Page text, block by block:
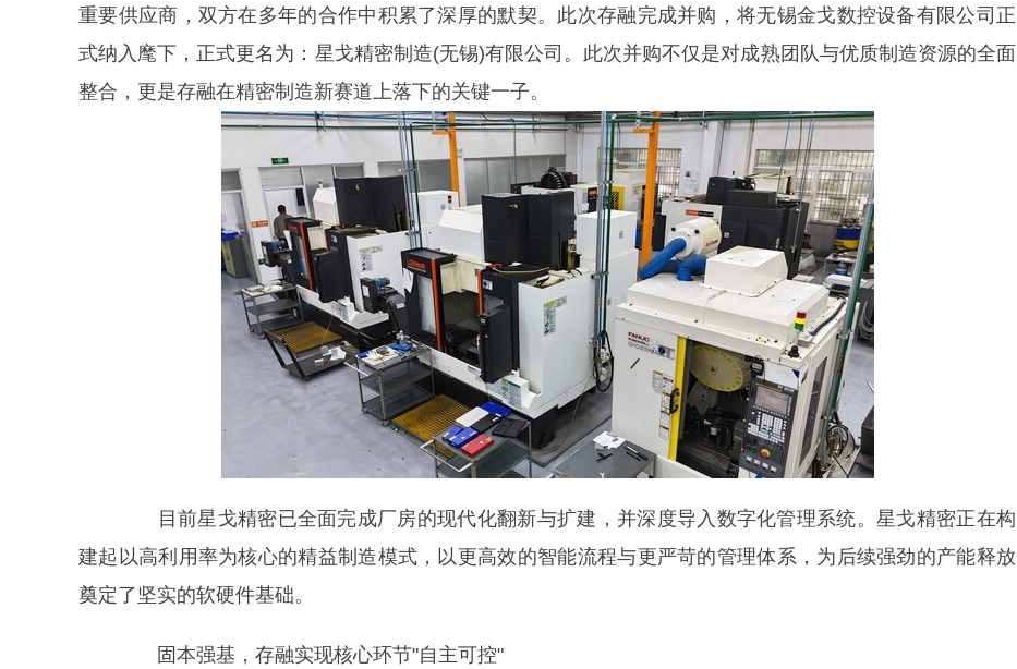
重要供应商，双方在多年的合作中积累了深厚的默契。此次存融完成并购，将无锡金戈数控设备有限公司正
式纳入麾下，正式更名为：星戈精密制造(无锡)有限公司。此次并购不仅是对成熟团队与优质制造资源的全面
整合，更是存融在精密制造新赛道上落下的关键一子。
目前星戈精密已全面完成厂房的现代化翻新与扩建，并深度导入数字化管理系统。星戈精密正在构
建起以高利用率为核心的精益制造模式，以更高效的智能流程与更严苛的管理体系，为后续强劲的产能释放
奠定了坚实的软硬件基础。
固本强基，存融实现核心环节"自主可控"